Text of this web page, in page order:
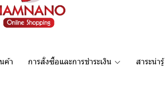
ค้า การสั่งซื้อและการชำระเงิน สาระน่ารู้